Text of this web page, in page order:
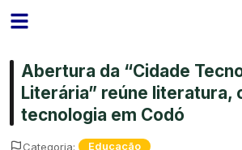
Abertura da “Cidade
Literária” reúne literatura,
tecnologia em Codó
Categoria: Educação